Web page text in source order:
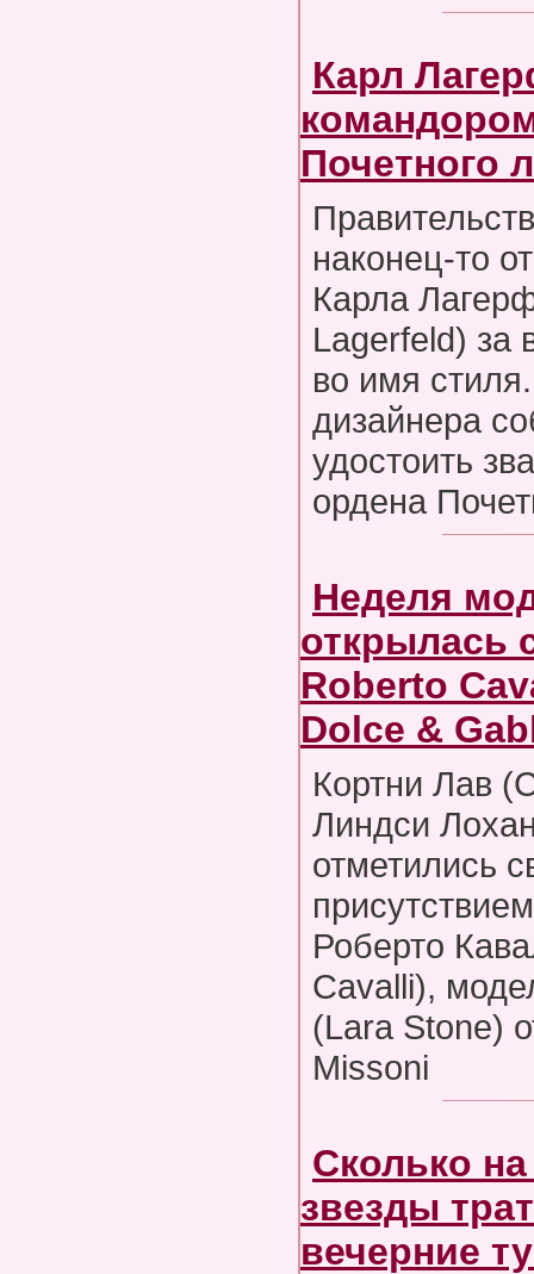
Карл
Почетного
наконец-то
Карла
Lagerfeld) за
во имя
дизайнера
удостоить
ордена
Неделя
открылась
Roberto
Dolce &
Кортни Лав
Линдси
отметились
Роберто
Cavalli),
(Lara Stone)
Missoni
Сколько
звезды
вечерние